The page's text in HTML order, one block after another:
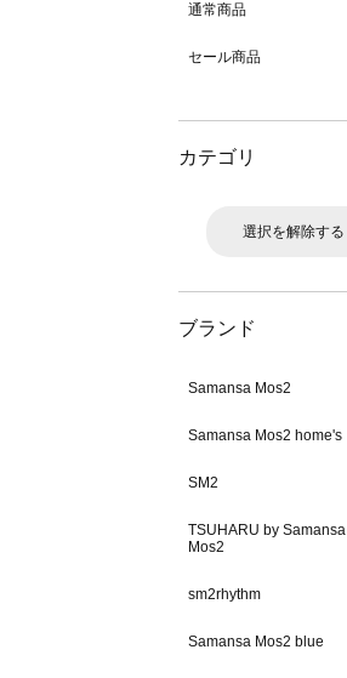
通常商品
セール商品
カテゴリ
選択を解除する
ブランド
Samansa Mos2
Samansa Mos2 home's
SM2
TSUHARU by Samansa
Mos2
sm2rhythm
Samansa Mos2 blue